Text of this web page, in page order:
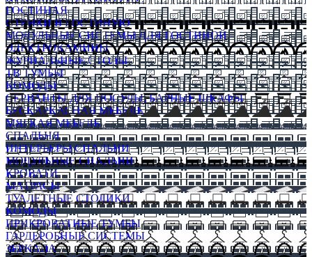
ГОСТИНАЯ
СТЕНКИ В ГОСТИНУЮ
МОДУЛЬНЫЕ СИСТЕМЫ ДЛЯ ГОСТИНОЙ
ЭЛЕКТРОКАМИНЫ
ЖУРНАЛЬНЫЕ СТОЛЫ
ТВ ТУМБЫ
КОМОДЫ
СЕРВАНТЫ ДЛЯ ПОСУДЫ, БАРНЫЕ ШКАФЫ
БЕСКАРКАСНАЯ МЕБЕЛЬ
МЯГКАЯ МЕБЕЛЬ
СПАЛЬНЯ
ИНТЕРЬЕРЫ СПАЛЬНИ
МОДУЛЬНЫЕ СПАЛЬНИ
КРОВАТИ
МАТРАСЫ
ТУАЛЕТНЫЕ СТОЛИКИ
КОМОДЫ
ПРИКРОВАТНЫЕ ТУМБЫ
ГАРДЕРОБНЫЕ СИСТЕМЫ
ЗЕРКАЛА